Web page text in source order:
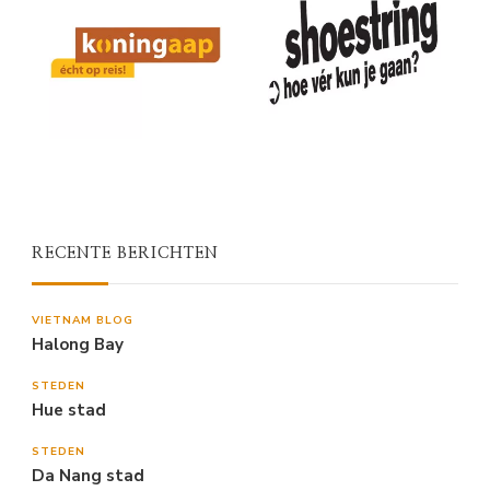
RECENTE BERICHTEN
VIETNAM BLOG
Halong Bay
STEDEN
Hue stad
STEDEN
Da Nang stad